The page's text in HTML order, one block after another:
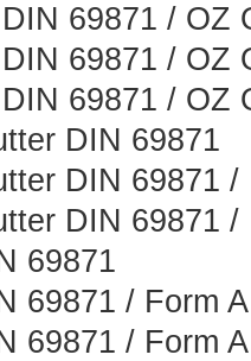
69871 / OZ
69871 / OZ
69871 / OZ
DIN 69871
DIN 69871
DIN 69871
69871
69871 / Form
69871 / Form